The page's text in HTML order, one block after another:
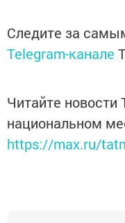
Следите за
Telegram-канале
Читайте новости
национальном
https://max.ru/